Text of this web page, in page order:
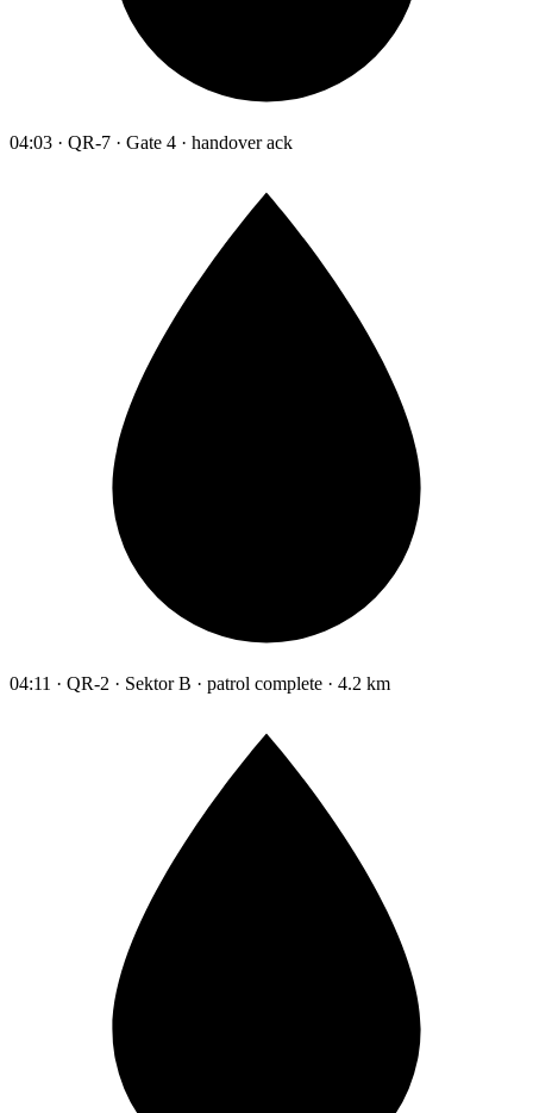
04:03 · QR-7 · Gate 4 · handover ack
04:11 · QR-2 · Sektor B · patrol complete · 4.2 km